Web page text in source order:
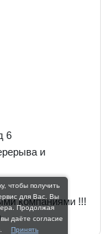
6
и
компаниями !!!
чтобы получить
для Вас. Вы
Продолжая
даёте согласие
Принять